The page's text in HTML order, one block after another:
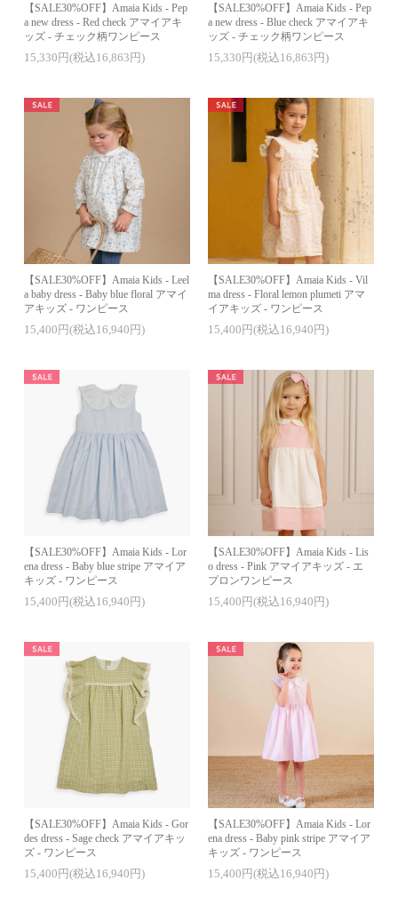
【SALE30%OFF】Amaia Kids - Pep
a new dress - Red check アマイアキ
ッズ - チェック柄ワンピース
15,330円(税込16,863円)
【SALE30%OFF】Amaia Kids - Pep
a new dress - Blue check アマイアキ
ッズ - チェック柄ワンピース
15,330円(税込16,863円)
【SALE30%OFF】Amaia Kids - Leel
a baby dress - Baby blue floral アマイ
アキッズ - ワンピース
15,400円(税込16,940円)
【SALE30%OFF】Amaia Kids - Vil
ma dress - Floral lemon plumeti アマ
イアキッズ - ワンピース
15,400円(税込16,940円)
【SALE30%OFF】Amaia Kids - Lor
ena dress - Baby blue stripe アマイア
キッズ - ワンピース
15,400円(税込16,940円)
【SALE30%OFF】Amaia Kids - Lis
o dress - Pink アマイアキッズ - エ
プロンワンピース
15,400円(税込16,940円)
【SALE30%OFF】Amaia Kids - Gor
des dress - Sage check アマイアキッ
ズ - ワンピース
15,400円(税込16,940円)
【SALE30%OFF】Amaia Kids - Lor
ena dress - Baby pink stripe アマイア
キッズ - ワンピース
15,400円(税込16,940円)